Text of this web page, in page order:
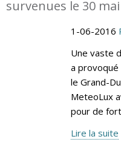
survenues le 30
1-06-2016
Une vaste
a provoqué
le Grand-
MeteoLux
pour de
Lire la suite